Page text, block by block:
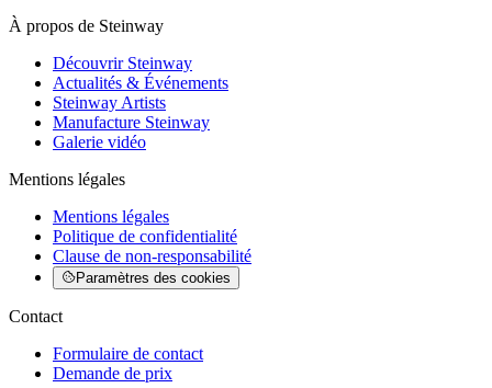
À propos de Steinway
Découvrir Steinway
Actualités & Événements
Steinway Artists
Manufacture Steinway
Galerie vidéo
Mentions légales
Mentions légales
Politique de confidentialité
Clause de non-responsabilité
Paramètres des cookies
Contact
Formulaire de contact
Demande de prix